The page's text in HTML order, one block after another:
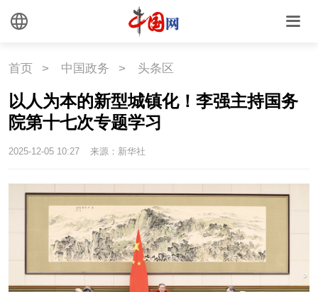
首页 > 中国政务 > 头条区
以人为本的新型城镇化！李强主持国务
院第十七次专题学习
2025-12-05 10:27 来源：新华社